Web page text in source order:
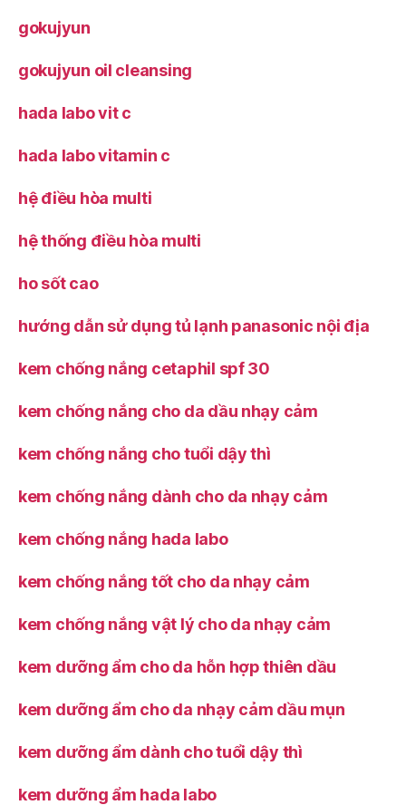
gokujyun
gokujyun oil cleansing
hada labo vit c
hada labo vitamin c
hệ điều hòa multi
hệ thống điều hòa multi
ho sốt cao
hướng dẫn sử dụng tủ lạnh panasonic nội địa
kem chống nắng cetaphil spf 30
kem chống nắng cho da dầu nhạy cảm
kem chống nắng cho tuổi dậy thì
kem chống nắng dành cho da nhạy cảm
kem chống nắng hada labo
kem chống nắng tốt cho da nhạy cảm
kem chống nắng vật lý cho da nhạy cảm
kem dưỡng ẩm cho da hỗn hợp thiên dầu
kem dưỡng ẩm cho da nhạy cảm dầu mụn
kem dưỡng ẩm dành cho tuổi dậy thì
kem dưỡng ẩm hada labo